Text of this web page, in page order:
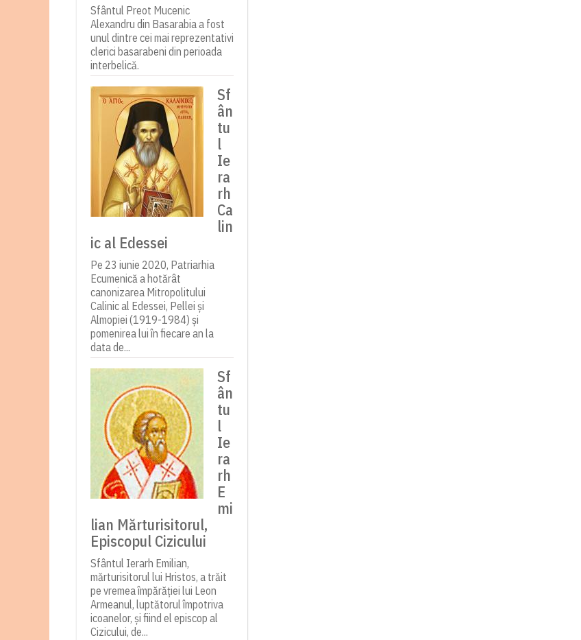
Sfântul Preot Mucenic
Alexandru din Basarabia a fost
unul dintre cei mai reprezentativi
clerici basarabeni din perioada
interbelică.
Sf
ân
tu
l
Ie
ra
rh
Ca
lin
ic al Edessei
Pe 23 iunie 2020, Patriarhia
Ecumenică a hotărât
canonizarea Mitropolitului
Calinic al Edessei, Pellei și
Almopiei (1919-1984) și
pomenirea lui în fiecare an la
data de...
Sf
ân
tu
l
Ie
ra
rh
E
mi
lian Mărturisitorul,
Episcopul Cizicului
Sfântul Ierarh Emilian,
mărturisitorul lui Hristos, a trăit
pe vremea împărăției lui Leon
Armeanul, luptătorul împotriva
icoanelor, și fiind el episcop al
Cizicului, de...